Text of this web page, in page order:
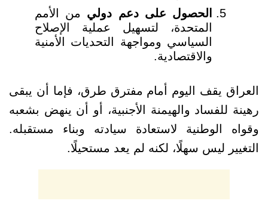
الحصول على دعم دولي من الأمم
المتحدة، لتسهيل عملية الإصلاح
السياسي ومواجهة التحديات الأمنية
والاقتصادية.
العراق يقف اليوم أمام مفترق طرق، فإما أن يبقى
رهينة للفساد والهيمنة الأجنبية، أو أن ينهض بشعبه
وقواه الوطنية لاستعادة سيادته وبناء مستقبله.
التغيير ليس سهلًا، لكنه لم يعد مستحيلًا.